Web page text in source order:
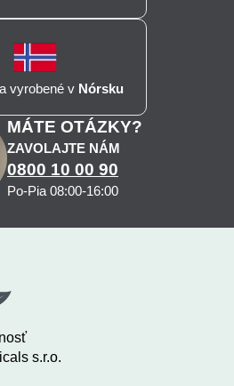
vyrobené v Nórsku
MÁTE OTÁZKY?
ZAVOLAJTE NÁM
0800 10 00 90
Po-Pia 08:00-16:00
s.r.o.